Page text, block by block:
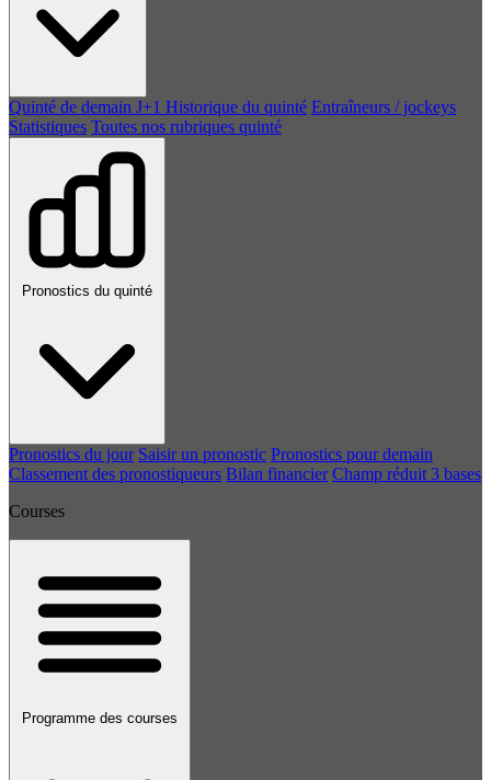
Quinté de demain J+1 Historique du quinté Entraîneurs / jockeys
Statistiques Toutes nos rubriques quinté
Pronostics du quinté
Pronostics du jour Saisir un pronostic Pronostics pour demain
Classement des pronostiqueurs Bilan financier Champ réduit 3 bases
Courses
Programme des courses